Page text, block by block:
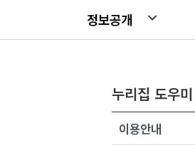
정보공개
누리집 도우미
이용안내